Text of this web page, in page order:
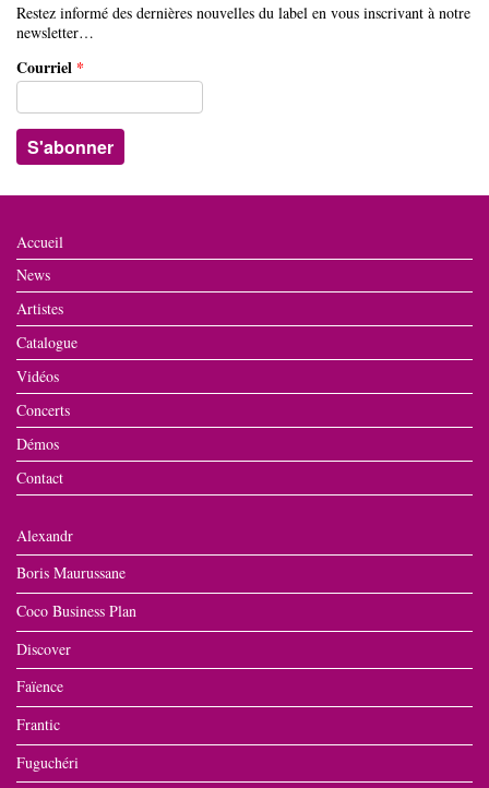
Restez informé des dernières nouvelles du label en vous inscrivant à notre
newsletter…
Courriel *
Accueil
News
Artistes
Catalogue
Vidéos
Concerts
Démos
Contact
Alexandr
Boris Maurussane
Coco Business Plan
Discover
Faïence
Frantic
Fuguchéri